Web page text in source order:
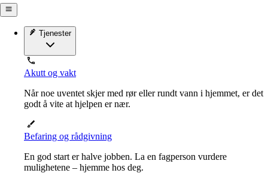
Tjenester
Akutt og vakt
Når noe uventet skjer med rør eller rundt vann i hjemmet, er det
godt å vite at hjelpen er nær.
Befaring og rådgivning
En god start er halve jobben. La en fagperson vurdere
mulighetene – hjemme hos deg.